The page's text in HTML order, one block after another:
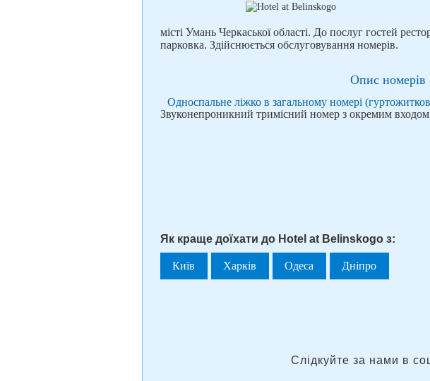
місті Умань Черкаської області. До послуг гостей
парковка. Здійснюється обслуговування номерів.
Опис номерів
Односпальне ліжко в загальному номері
Звуконепроникний тримісний номер з окремим
Як краще доїхати до Hotel at Belinskogo з:
Київ Харків Одеса Дніпро
Слідкуйте за нами в